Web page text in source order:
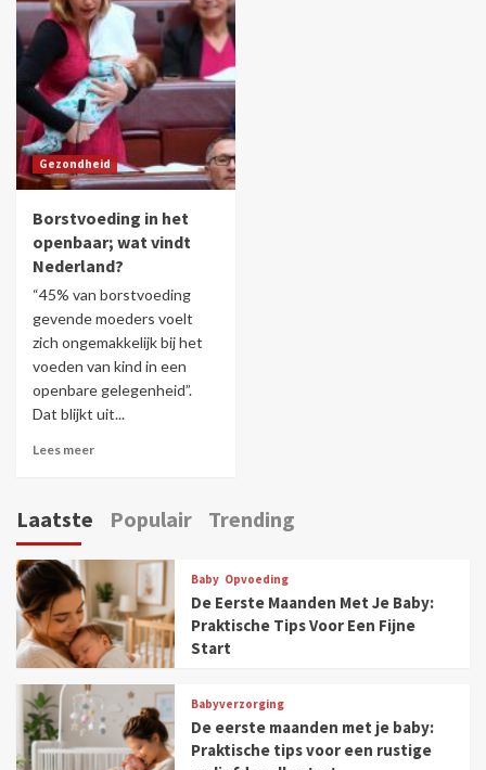
Gezondheid
Borstvoeding in het
openbaar; wat vindt
Nederland?
“45% van borstvoeding
gevende moeders voelt
zich ongemakkelijk bij het
voeden van kind in een
openbare gelegenheid”.
Dat blijkt uit...
Lees meer
Laatste Populair Trending
Baby Opvoeding
De Eerste Maanden Met Je Baby:
Praktische Tips Voor Een Fijne
Start
Babyverzorging
De eerste maanden met je baby:
Praktische tips voor een rustige